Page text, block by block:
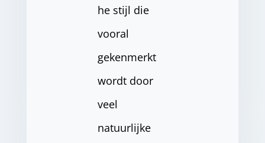
he stijl die
vooral
gekenmerkt
wordt door
veel
natuurlijke